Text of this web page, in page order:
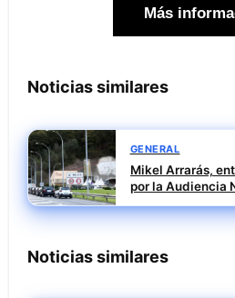
Más
Noticias similares
GENERAL
Mikel Arrarás,
por la Audiencia
SEPI del caso
Noticias similares